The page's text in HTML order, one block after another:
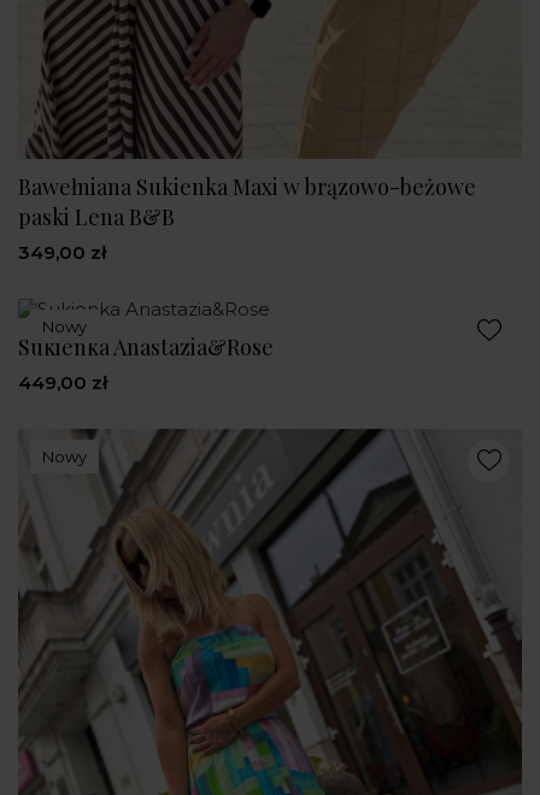
Bawełniana Sukienka Maxi w brązowo-beżowe
paski Lena B&B
349,00 zł
Nowy
Sukienka Anastazia&Rose
449,00 zł
Nowy